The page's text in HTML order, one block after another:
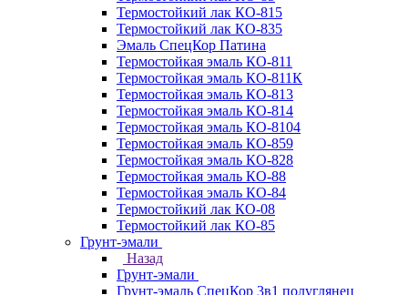
Термостойкий лак КО-815
Термостойкий лак КО-835
Эмаль СпецКор Патина
Термостойкая эмаль КО-811
Термостойкая эмаль КО-811К
Термостойкая эмаль КО-813
Термостойкая эмаль КО-814
Термостойкая эмаль КО-8104
Термостойкая эмаль КО-859
Термостойкая эмаль КО-828
Термостойкая эмаль КО-88
Термостойкая эмаль КО-84
Термостойкий лак КО-08
Термостойкий лак КО-85
Грунт-эмали
Назад
Грунт-эмали
Грунт-эмаль СпецКор 3в1 полуглянец